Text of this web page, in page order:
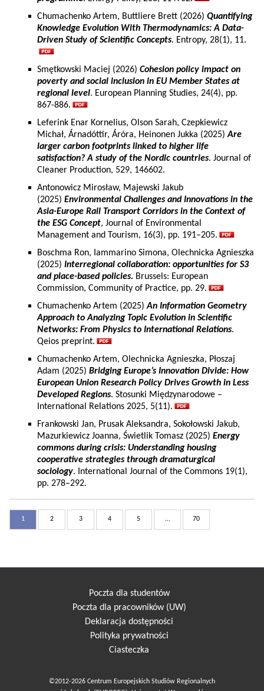
Chumachenko Artem, Buttliere Brett (2026) Quantifying
Knowledge Evolution With Thermodynamics: A Data-
Driven Study of Scientific Concepts. Entropy, 28(1), 11.
Smętkowski Maciej (2026) Cohesion policy impact on
poverty and social inclusion in EU Member States at
regional level. European Planning Studies, 24(4), pp.
867-886.
Leferink Enar Kornelius, Olson Sarah, Czepkiewicz
Michał, Árnadóttir, Áróra, Heinonen Jukka (2025)Are
larger carbon footprints linked to higher life
satisfaction? A study of the Nordic countries. Journal of
Cleaner Production, 529, 146602.
Antonowicz Mirosław, Majewski Jakub
(2025) Environmental Challenges and Innovations in the
Asia-Europe Rail Transport Corridors in the Context of
the ESG Concept, Journal of Environmental
Management and Tourism, 16(3), pp. 191–205.
Boschma Ron, Iammarino Simona, Olechnicka Agnieszka
(2025) Interregional collaboration: opportunities for S3
and place-based policies. Brussels: European
Commission, Community of Practice, pp. 29.
Chumachenko Artem (2025)An Information Geometry
Approach to Analyzing Topic Evolution in Scientific
Networks: From Physics to International Relations.
Qeios preprint.
Chumachenko Artem, Olechnicka Agnieszka, Płoszaj
Adam (2025) Bridging Europe’s Innovation Divide: How
European Union Research Policy Drives Growth in Less
Developed Regions. Stosunki Międzynarodowe –
International Relations 2025, 5(11).
Frankowski Jan, Prusak Aleksandra, Sokołowski Jakub,
Mazurkiewicz Joanna, Świetlik Tomasz (2025) Energy
commons during crisis: Understanding housing
cooperative strategies through dramaturgical
sociology. International Journal of the Commons 19(1),
pp. 278–292.
1 2 3 4 5 ... 70
Poczta dla studentów
Poczta dla pracowników (UW)
Deklaracja dostępności
Polityka prywatności
Ciasteczka
©2012-2026 Centrum Europejskich Studiów Regionalnych